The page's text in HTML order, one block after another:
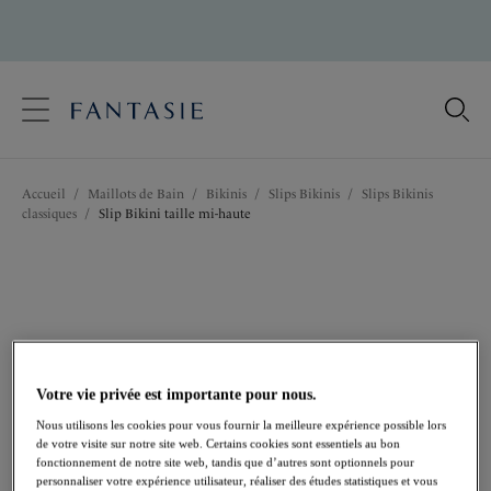
Langue
Accueil / Maillots de Bain / Bikinis / Slips Bikinis /
Slips Bikinis
classiques / Slip Bikini taille mi-haute
Votre vie privée est importante pour nous.
Nous utilisons les cookies pour vous fournir la meilleure expérience possible lors
de votre visite sur notre site web. Certains cookies sont essentiels au bon
fonctionnement de notre site web, tandis que d’autres sont optionnels pour
personnaliser votre expérience utilisateur, réaliser des études statistiques et vous